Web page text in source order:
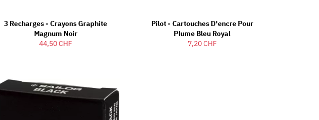
3 Recharges - Crayons Graphite
Magnum Noir
44,50 CHF
Pilot - Cartouches D'encre Pour
Plume Bleu Royal
7,20 CHF